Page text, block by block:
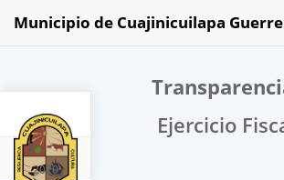
2020
Municipio de Cuajinicuilapa
Ejercicio